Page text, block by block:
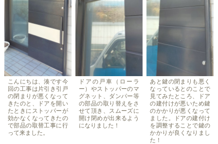
こんにちは、湊です今
回の工事は片引き引戸
の閉まりが悪くなって
きたのと、ドアを開い
たときにストッパーが
効かなくなってきたの
で部品の取替工事に行
って来ました。
ドアの戸車（ローラ
ー）やストッパーのマ
グネット、ダンパー等
の部品の取り替えをさ
せて頂き、スムーズに
開け閉めが出来るよう
になりました！
あと鍵の閉まりも悪く
なっているとのことで
見てみたところ、ドア
の建付けが悪いため鍵
のかかりが悪くなって
ました。ドアの建付け
を調整することで鍵の
かかりが良くなりまし
た！